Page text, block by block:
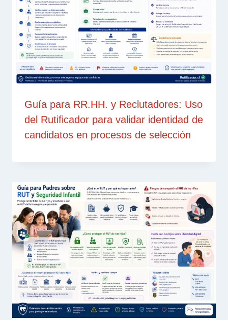
Guía para RR.HH. y Reclutadores: Uso
del Rutificador para validar identidad de
candidatos en procesos de selección